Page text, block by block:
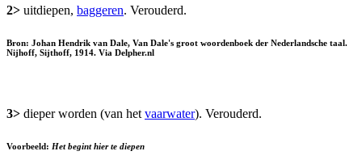
2> uitdiepen, baggeren. Verouderd.
Bron: Johan Hendrik van Dale, Van Dale's groot woordenboek der Nederlandsche taal.
Nijhoff, Sijthoff, 1914. Via Delpher.nl
3> dieper worden (van het vaarwater). Verouderd.
Voorbeeld: Het begint hier te diepen